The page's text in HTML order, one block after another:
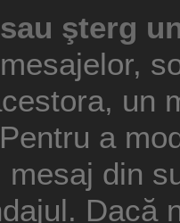
şterg
un
a
din
Dacă